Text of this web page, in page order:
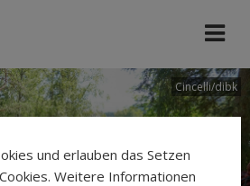
Cincelli/dibk
und erlauben das Setzen
Weitere Informationen